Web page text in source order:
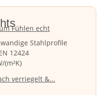
Stahlprofile
12424
(m²K)
Fühlen echt